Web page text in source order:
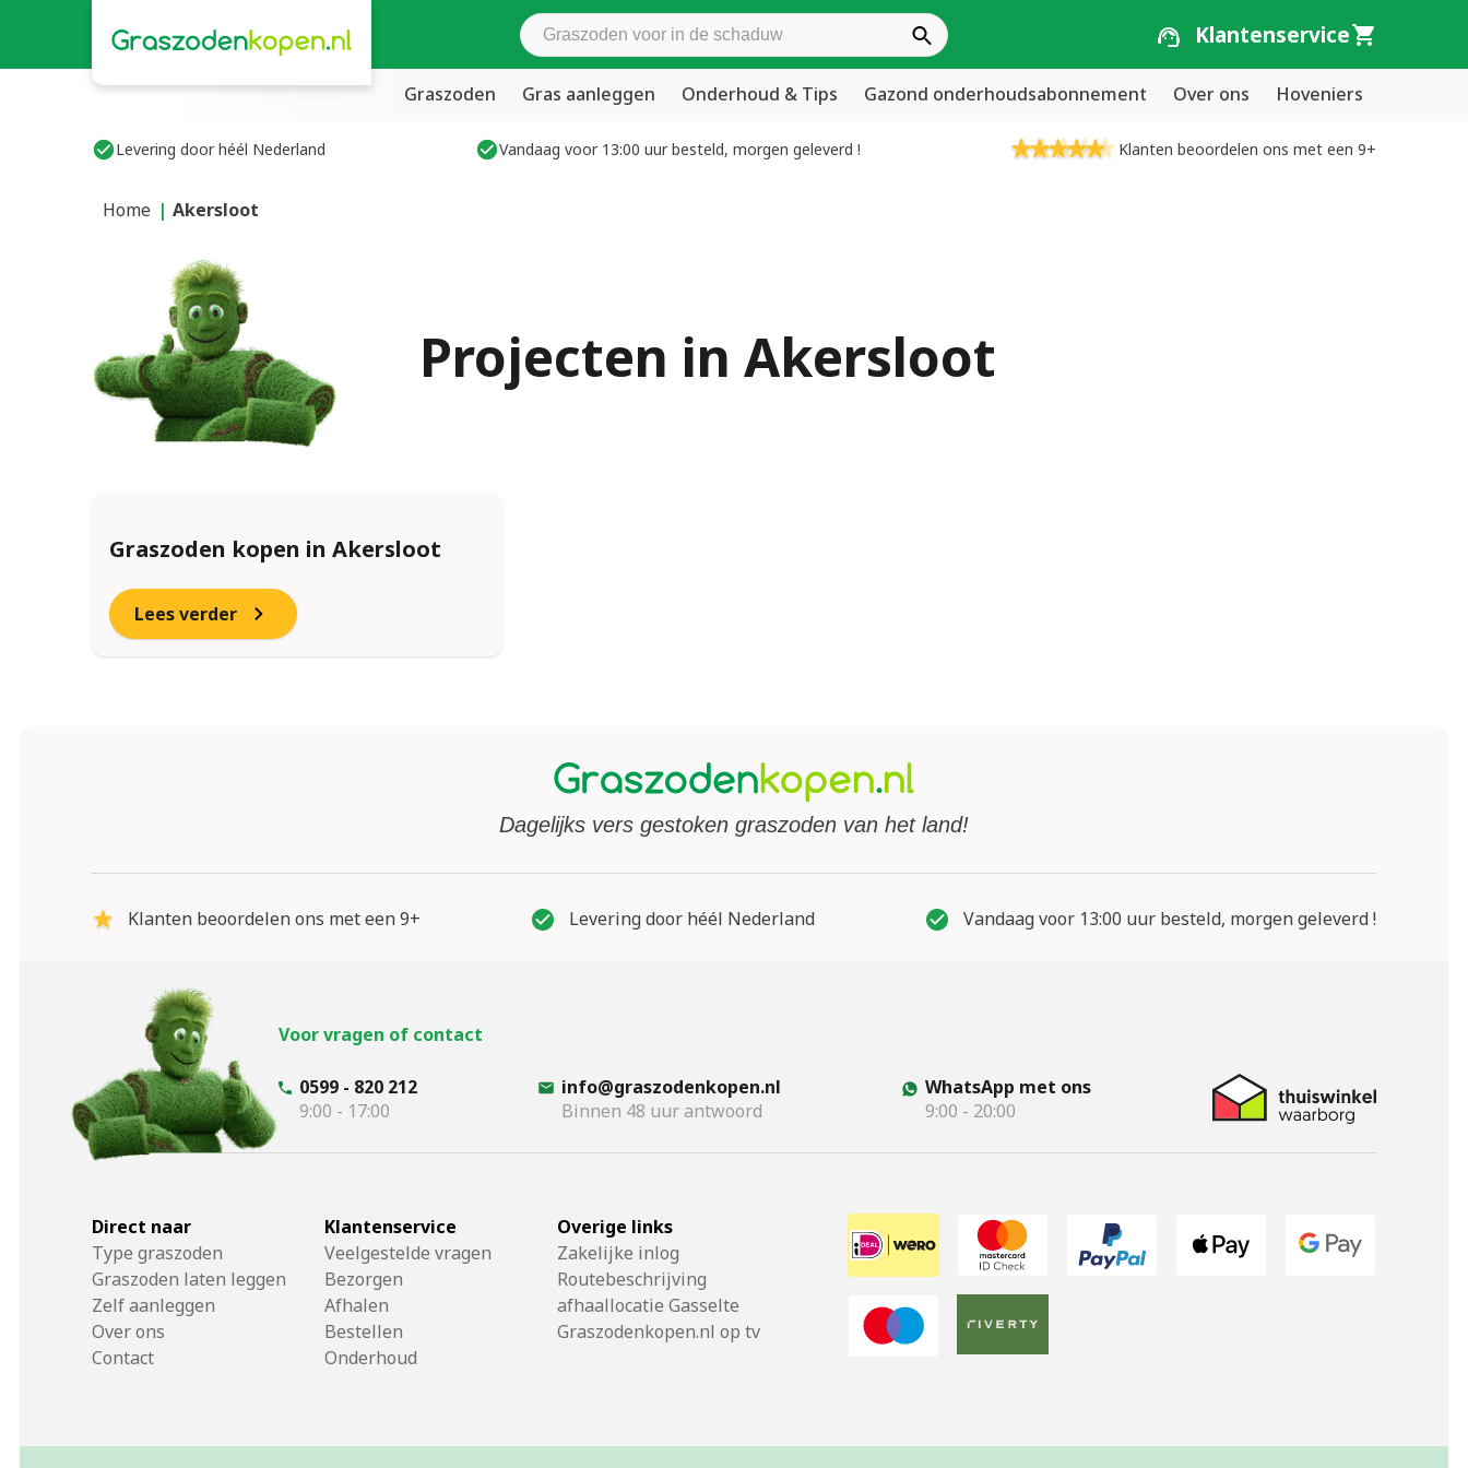
Zoek graszoden Klantenservice
Graszoden Gras aanleggen Onderhoud & Tips Gazond onderhoudsabonnement Over ons Hoveniers
Levering door héél Nederland Vandaag voor 13:00 uur besteld, morgen geleverd ! Klanten beoordelen ons met een 9+
Home Akersloot
Projecten in Akersloot
Graszoden kopen in Akersloot
Lees verder
Dagelijks vers gestoken graszoden van het land!
Klanten beoordelen ons met een 9+ Levering door héél Nederland Vandaag voor 13:00 uur besteld, morgen geleverd !
Voor vragen of contact
0599 - 820 212
9:00 - 17:00
info@graszodenkopen.nl
Binnen 48 uur antwoord
WhatsApp met ons
9:00 - 20:00
Direct naar
Type graszoden
Graszoden laten leggen
Zelf aanleggen
Over ons
Contact
Klantenservice
Veelgestelde vragen
Bezorgen
Afhalen
Bestellen
Onderhoud
Overige links
Zakelijke inlog
Routebeschrijving
afhaallocatie Gasselte
Graszodenkopen.nl op tv